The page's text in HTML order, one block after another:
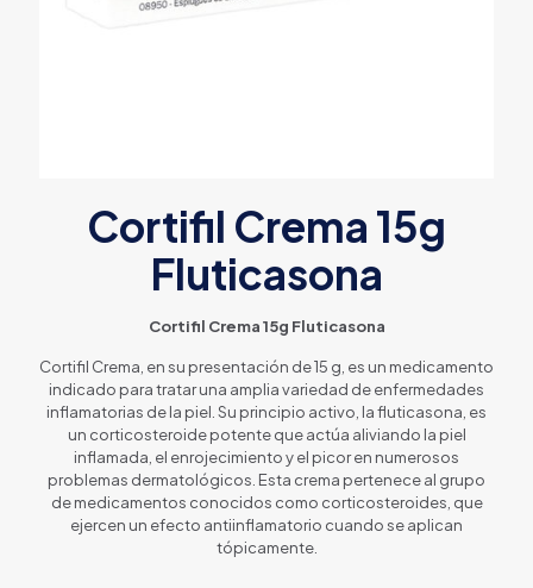
Cortifil Crema 15g
Fluticasona
Cortifil Crema 15g Fluticasona
Cortifil Crema, en su presentación de 15 g, es un medicamento
indicado para tratar una amplia variedad de enfermedades
inflamatorias de la piel. Su principio activo, la fluticasona, es
un corticosteroide potente que actúa aliviando la piel
inflamada, el enrojecimiento y el picor en numerosos
problemas dermatológicos. Esta crema pertenece al grupo
de medicamentos conocidos como corticosteroides, que
ejercen un efecto antiinflamatorio cuando se aplican
tópicamente.